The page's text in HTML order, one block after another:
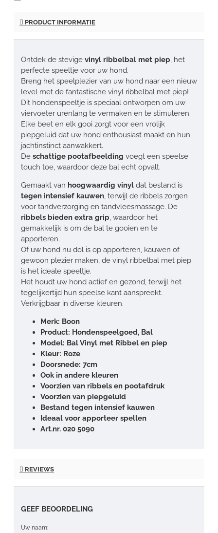
PRODUCT INFORMATIE
Ontdek de stevige vinyl ribbelbal met piep, het
perfecte speeltje voor uw hond.
Breng het speelplezier van uw hond naar een nieuw
level met de fantastische vinyl ribbelbal met piep!
Dit hondenspeeltje is speciaal ontworpen om uw
viervoeter urenlang te vermaken en te stimuleren.
Elke beet en elk gooi zorgt voor een vrolijk
piepgeluid dat uw hond enthousiast maakt en hun
jachtinstinct aanwakkert.
De schattige pootafbeelding voegt een speelse
touch toe, waardoor deze bal echt opvalt.
Gemaakt van hoogwaardig vinyl dat bestand is
tegen intensief kauwen, terwijl de ribbels zorgen
voor tandverzorging en tandvleesmassage. De
ribbels bieden extra grip, waardoor het
gemakkelijk is om de bal te gooien en te
apporteren.
Of uw hond nu dol is op apporteren, kauwen of
gewoon plezier maken, de vinyl ribbelbal met piep
is het ideale speeltje.
Het houdt uw hond actief en gezond, terwijl het
tegelijkertijd hun speelse kant aanspreekt.
Verkrijgbaar in diverse kleuren.
Merk: Boon
Product: Hondenspeelgoed, Bal
Model: Bal Vinyl met Ribbel en piep
Kleur: Roze
Doorsnede: 7cm
Ook in andere kleuren
Voorzien van ribbels en pootafdruk
Voorzien van piepgeluid
Bestand tegen intensief kauwen
Ideaal voor apporteer spellen
Art.nr. 020 5090
REVIEWS
GEEF BEOORDELING
Uw naam: